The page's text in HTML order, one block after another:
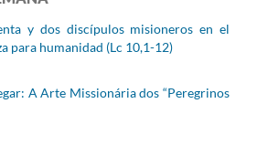
y dos discípulos misioneros en el
para humanidad (Lc 10,1-12)
A Arte Missionária dos “Peregrinos